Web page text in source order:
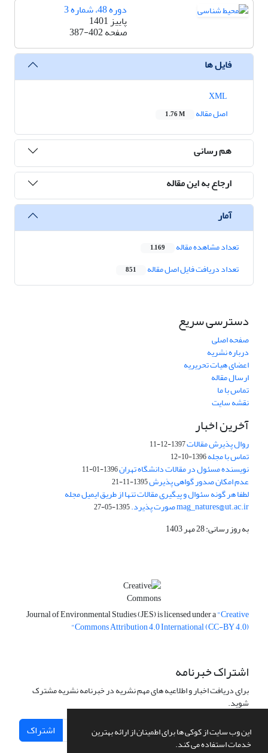
این وب سایت از کوکی ها برای اطمینان از ارائه بهترین
خدمات استفاده می کند.
دوره 48، شماره 3
پاییز 1401
صفحه387-402
فایل ها
اصل مقاله
1.76 M
هم رسانی
ارجاع به این مقاله
آمار
تعداد مشاهده مقاله 1,169
تعداد دریافت فایل اصل مقاله 851
دسترسی سریع
صفحه اصلی
درباره نشریه
اعضای هیات تحریریه
ارسال مقاله
تماس با ما
نقشه سایت
آخرین اخبار
روال پذیرش مقالات1397-12-11
تماس با مجله1396-10-12
نویسنده مسئول در مقالات دانشگاه تهران1396-01-11
عدم امکان صدور گواهی پذیرش1395-11-21
لطفا هر گونه سئوال و پیگیری مقالات تنها از طریق ایمیل مجله
mag_natures@ut.ac.ir صورت پذیرد. 1395-05-27
به روز رسانی: 28 مهر 1403
Journal of Environmental Studies (JES) is licensed under a"Creative
Commons Attribution 4.0 International (CC-BY 4.0)"
اشتراک خبرنامه
برای دریافت اخبار و اطلاعیه های مهم نشریه در خبرنامه نشریه مشترک
شوید.
اشتراک